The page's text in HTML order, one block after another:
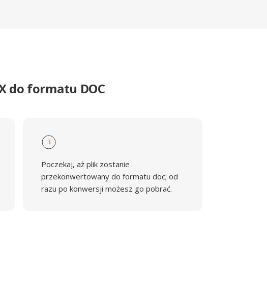
do formatu DOC
3
Poczekaj, aż plik zostanie
przekonwertowany do formatu doc; od
razu po konwersji możesz go pobrać.